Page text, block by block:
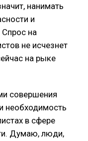
нанимать
и
Спрос на
не исчезнет
на рыке
совершения
необходимость
в сфере
Думаю, люди,